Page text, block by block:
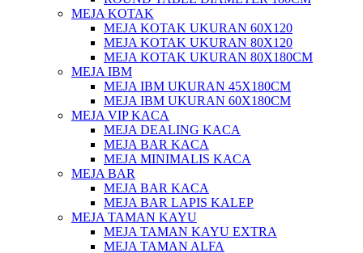
MEJA KOTAK
MEJA KOTAK UKURAN 60X120
MEJA KOTAK UKURAN 80X120
MEJA KOTAK UKURAN 80X180CM
MEJA IBM
MEJA IBM UKURAN 45X180CM
MEJA IBM UKURAN 60X180CM
MEJA VIP KACA
MEJA DEALING KACA
MEJA BAR KACA
MEJA MINIMALIS KACA
MEJA BAR
MEJA BAR KACA
MEJA BAR LAPIS KALEP
MEJA TAMAN KAYU
MEJA TAMAN KAYU EXTRA
MEJA TAMAN ALFA